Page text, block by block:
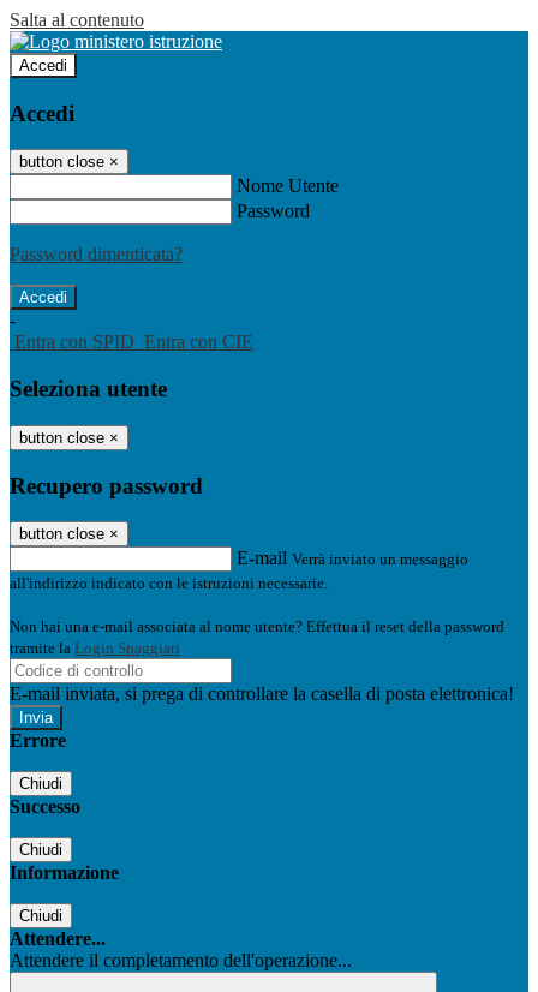
Salta al contenuto
Accedi
Accedi
button close ×
Nome Utente
Password
Password dimenticata?
-
Entra con SPID Entra con CIE
Seleziona utente
button close ×
Recupero password
button close ×
E-mail Verrà inviato un messaggio
all'indirizzo indicato con le istruzioni necessarie.
Non hai una e-mail associata al nome utente? Effettua il reset della password
tramite la Login Spaggiari
E-mail inviata, si prega di controllare la casella di posta elettronica!
Errore
Chiudi
Successo
Chiudi
Informazione
Chiudi
Attendere...
Attendere il completamento dell'operazione...